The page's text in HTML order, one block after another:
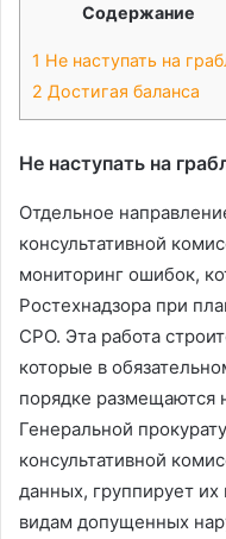
Содержание
1 Не наступать на
2 Достигая баланса
Не наступать на
Отдельное
консультативной
мониторинг ошибок,
Ростехнадзора при
СРО. Эта работа
которые в
порядке размещаются
Генеральной
консультативной
данных, группирует
видам допущенных